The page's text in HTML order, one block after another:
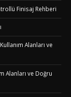
Finisaj Rehberi
Alanları ve
Alanları ve Doğru